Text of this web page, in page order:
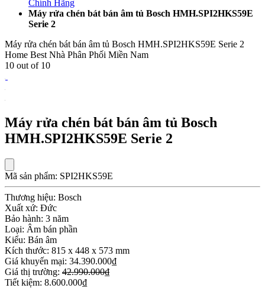
Chính Hãng
Máy rửa chén bát bán âm tủ Bosch HMH.SPI2HKS59E
Serie 2
Máy rửa chén bát bán âm tủ Bosch HMH.SPI2HKS59E Serie 2
Home Best Nhà Phân Phối Miền Nam
10 out of 10
Máy rửa chén bát bán âm tủ Bosch
HMH.SPI2HKS59E Serie 2
Mã sản phẩm: SPI2HKS59E
Thương hiệu: Bosch
Xuất xứ: Đức
Bảo hành: 3 năm
Loại: Âm bán phần
Kiểu: Bán âm
Kích thước: 815 x 448 x 573 mm
Giá khuyến mại: 34.390.000₫
Giá thị trường: 42.990.000₫
Tiết kiệm: 8.600.000₫